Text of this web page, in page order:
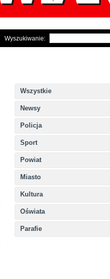
Wyszukiwanie:
Wszystkie
Newsy
Policja
Sport
Powiat
Miasto
Kultura
Oświata
Parafie